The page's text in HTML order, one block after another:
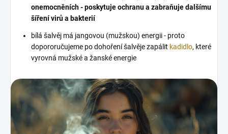
onemocněních - poskytuje ochranu a zabraňuje dalšímu
šíření virů a bakterií
bílá šalvěj má jangovou (mužskou) energii - proto
dopororučujeme po dohoření šalvěje zapálit kadidlo, které
vyrovná mužské a žanské energie